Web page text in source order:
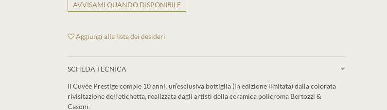
AVVISAMI QUANDO DISPONIBILE
Aggiungi alla lista dei desideri
SCHEDA TECNICA
Il Cuvée Prestige compie 10 anni: un’esclusiva bottiglia (in edizione limitata) dalla colorata
rivisitazione dell’etichetta, realizzata dagli artisti della ceramica policroma Bertozzi &
Casoni.